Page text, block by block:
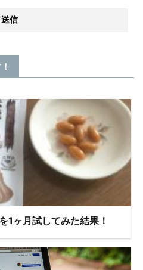
1ヶ月試してみた結果！